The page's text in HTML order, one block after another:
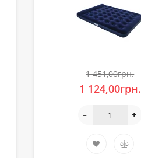
1 451,00грн.
1 124,00грн.